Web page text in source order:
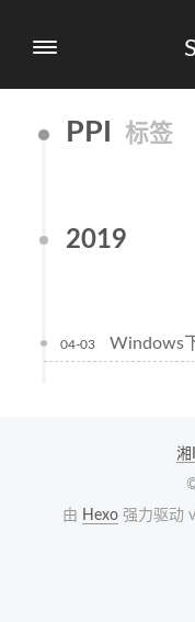
PPI 标签
2019
04-03 Windows
湘
由 Hexo 强力驱动